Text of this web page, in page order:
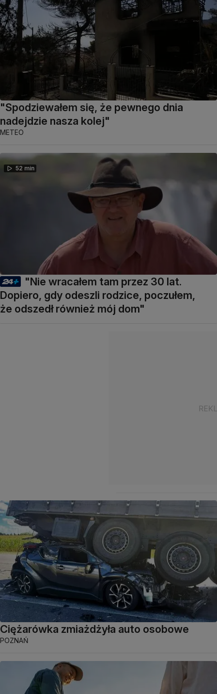
"Spodziewałem się, że pewnego dnia
nadejdzie nasza kolej"
METEO
52 min
"Nie wracałem tam przez 30 lat.
Dopiero, gdy odeszli rodzice, poczułem,
że odszedł również mój dom"
Ciężarówka zmiażdżyła auto osobowe
POZNAŃ